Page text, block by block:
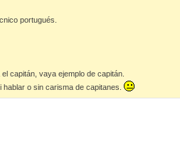
portugués.
capitán, vaya ejemplo de capitán.
o sin carisma de capitanes.